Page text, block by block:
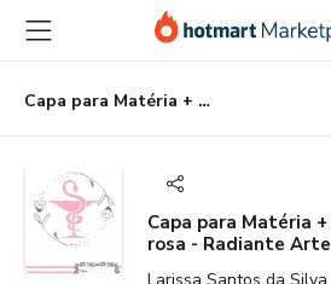
para
conteúdo
principal
para
pagamento
para
rodapé
Capa para Matéria + Folha A4 - Farmácia rosa - Radiante Arte
Capa para Matéria + Folha A4 - Farmácia
rosa - Radiante Arte